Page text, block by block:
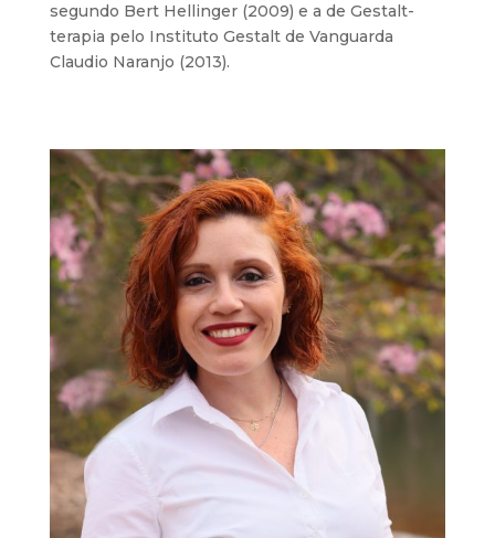
segundo Bert Hellinger (2009) e a de Gestalt-
terapia pelo Instituto Gestalt de Vanguarda
Claudio Naranjo (2013).